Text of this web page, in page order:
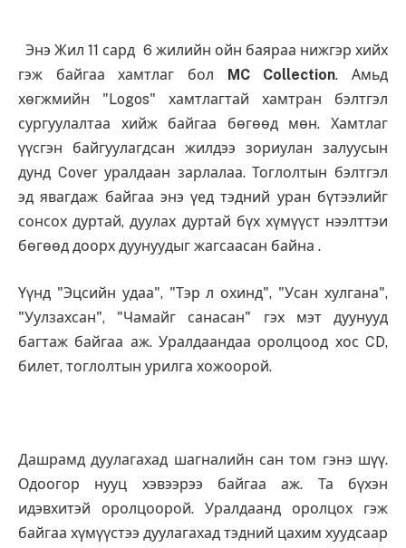
Энэ Жил 11 сард 6 жилийн ойн баяраа нижгэр хийх
гэж байгаа хамтлаг бол
MC Collection. Амьд
хөгжмийн "Logos" хамтлагтай хамтран бэлтгэл
сургуулалтаа хийж байгаа бөгөөд мөн. Хамтлаг
үүсгэн байгуулагдсан жилдээ зориулан залуусын
дунд Cover уралдаан зарлалаа. Тоглолтын бэлтгэл
эд явагдаж байгаа энэ үед тэдний уран бүтээлийг
сонсох дуртай, дуулах дуртай бүх хүмүүст нээлттэи
бөгөөд доорх дуунуудыг жагсаасан байна .
Үүнд "Эцсийн удаа", "Тэр л охинд", "Усан хулгана",
"Уулзахсан", "Чамайг санасан" гэх мэт дуунууд
багтаж байгаа аж. Уралдаандаа оролцоод хос CD,
билет, тоглолтын урилга хожоорой.
Дашрамд дуулагахад шагналийн сан том гэнэ шүү.
Одоогор нууц хэвээрээ байгаа аж. Та бүхэн
идэвхитэй оролцоорой. Уралдаанд оролцох гэж
байгаа хүмүүстээ дуулагахад тэдний цахим хуудсаар